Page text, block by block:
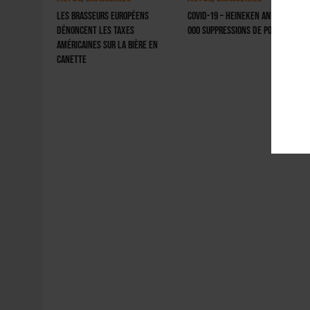
Les brasseurs européens
dénoncent les taxes
américaines sur la bière en
canette
Covid-19 – Heineken annonce 8
000 suppressions de postes